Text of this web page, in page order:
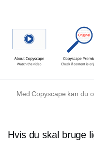
Med Copyscape kan du
Hvis du skal bruge